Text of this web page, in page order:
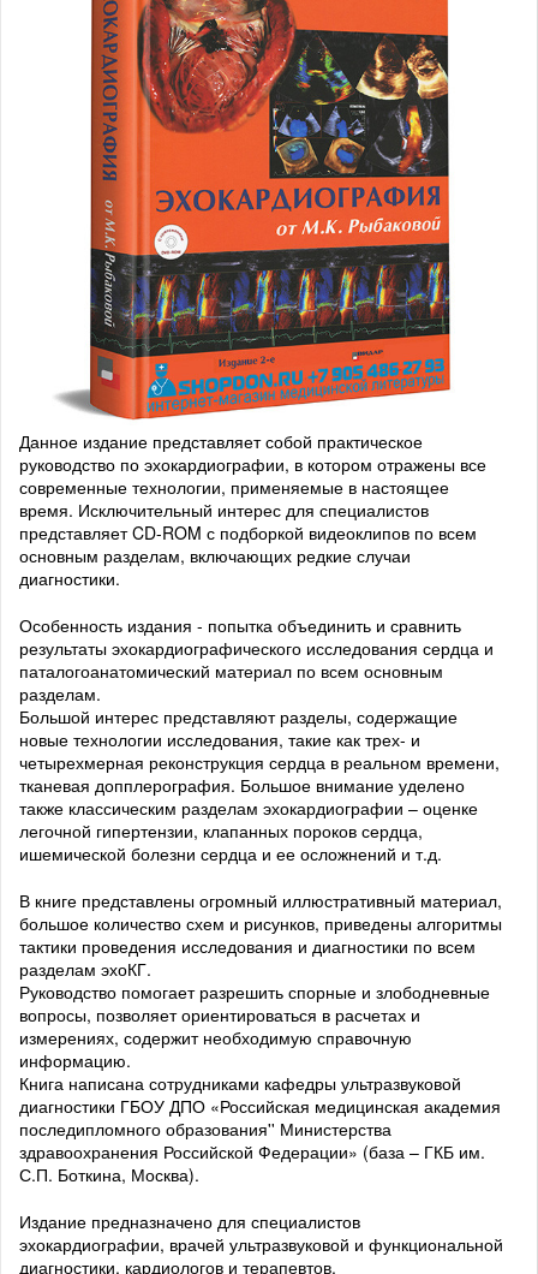
Данное издание представляет собой практическое
руководство по эхокардиографии, в котором отражены все
современные технологии, применяемые в настоящее
время. Исключительный интерес для специалистов
представляет CD-ROM с подборкой видеоклипов по всем
основным разделам, включающих редкие случаи
диагностики.
Особенность издания - попытка объединить и сравнить
результаты эхокардиографического исследования сердца и
паталогоанатомический материал по всем основным
разделам.
Большой интерес представляют разделы, содержащие
новые технологии исследования, такие как трех- и
четырехмерная реконструкция сердца в реальном времени,
тканевая допплерография. Большое внимание уделено
также классическим разделам эхокардиографии – оценке
легочной гипертензии, клапанных пороков сердца,
ишемической болезни сердца и ее осложнений и т.д.
В книге представлены огромный иллюстративный материал,
большое количество схем и рисунков, приведены алгоритмы
тактики проведения исследования и диагностики по всем
разделам эхоКГ.
Руководство помогает разрешить спорные и злободневные
вопросы, позволяет ориентироваться в расчетах и
измерениях, содержит необходимую справочную
информацию.
Книга написана сотрудниками кафедры ультразвуковой
диагностики ГБОУ ДПО «Российская медицинская академия
последипломного образования'' Министерства
здравоохранения Российской Федерации» (база – ГКБ им.
С.П. Боткина, Москва).
Издание предназначено для специалистов
эхокардиографии, врачей ультразвуковой и функциональной
диагностики, кардиологов и терапевтов.